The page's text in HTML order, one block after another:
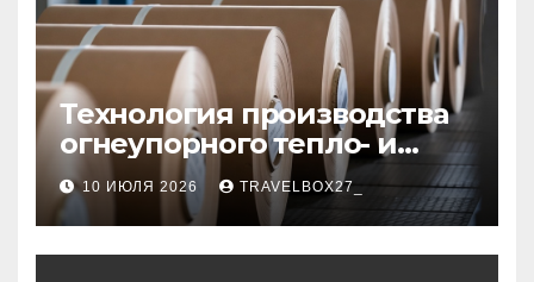
Технология производства
огнеупорного тепло- и
звукоизоляционного
картона из
муллитокремнеземистого
волокна
10 ИЮЛЯ 2026 TRAVELBOX27_